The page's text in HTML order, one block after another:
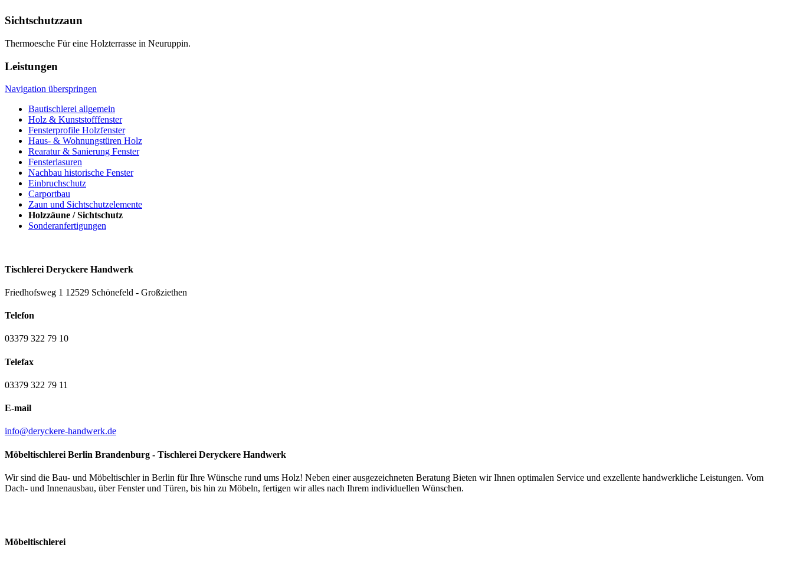
Sichtschutzzaun
Thermoesche Für eine Holzterrasse in Neuruppin.
Leistungen
Navigation überspringen
Bautischlerei allgemein
Holz & Kunststofffenster
Fensterprofile Holzfenster
Haus- & Wohnungstüren Holz
Rearatur & Sanierung Fenster
Fensterlasuren
Nachbau historische Fenster
Einbruchschutz
Carportbau
Zaun und Sichtschutzelemente
Holzzäune / Sichtschutz
Sonderanfertigungen
Tischlerei Deryckere Handwerk
Friedhofsweg 1 12529 Schönefeld - Großziethen
Telefon
03379 322 79 10
Telefax
03379 322 79 11
E-mail
info@deryckere-handwerk.de
Möbeltischlerei Berlin Brandenburg - Tischlerei Deryckere Handwerk
Wir sind die Bau- und Möbeltischler in Berlin für Ihre Wünsche rund ums Holz! Neben einer ausgezeichneten Beratung Bieten wir Ihnen optimalen Service und exzellente handwerkliche Leistungen. Vom
Dach- und Innenausbau, über Fenster und Türen, bis hin zu Möbeln, fertigen wir alles nach Ihrem individuellen Wünschen.
Möbeltischlerei